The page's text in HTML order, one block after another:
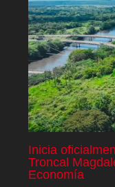
Inicia
Troncal
Economía